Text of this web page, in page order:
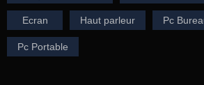
Ecran Haut parleur Pc
Pc Portable